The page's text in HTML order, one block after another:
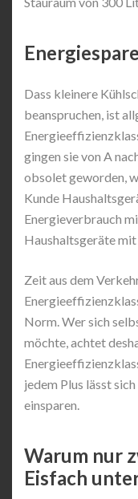
Dass kleinere
beanspruchen, ist
gingen sie von A
obsolet geworden,
Kunde
Energieverbrauch
Haushaltsgeräte
Zeit aus dem
Norm. Wer sich
möchte, achtet
jedem Plus lässt
einsparen.
Warum nur
Eisfach